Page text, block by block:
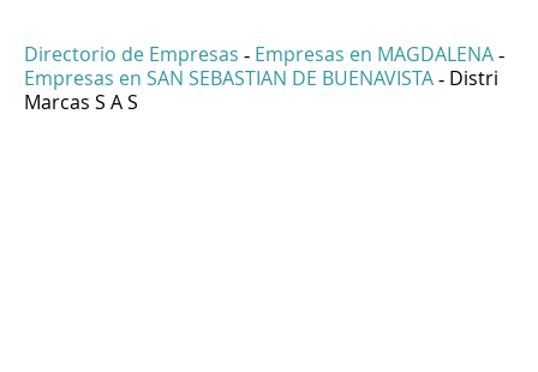
Directorio de Empresas - Empresas en MAGDALENA -
Empresas en SAN SEBASTIAN DE BUENAVISTA - Distri
Marcas S A S